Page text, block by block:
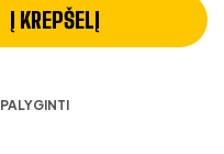
Į KREPŠELĮ
PALYGINTI